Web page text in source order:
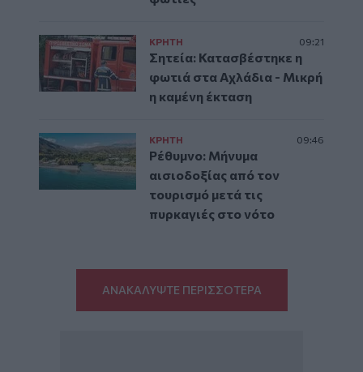
ΚΡΗΤΗ 09:21
Σητεία: Κατασβέστηκε η
φωτιά στα Αχλάδια - Μικρή
η καμένη έκταση
ΚΡΗΤΗ 09:46
Ρέθυμνο: Μήνυμα
αισιοδοξίας από τον
τουρισμό μετά τις
πυρκαγιές στο νότο
ΑΝΑΚΑΛΥΨΤΕ ΠΕΡΙΣΣΟΤΕΡΑ